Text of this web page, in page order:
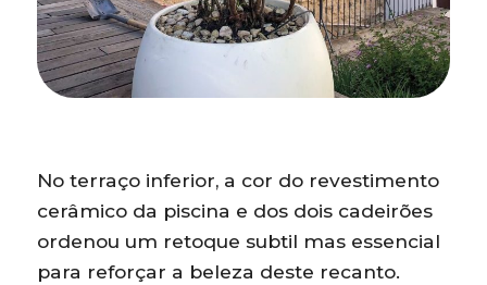
No terraço inferior, a cor do revestimento
cerâmico da piscina e dos dois cadeirões
ordenou um retoque subtil mas essencial
para reforçar a beleza deste recanto.